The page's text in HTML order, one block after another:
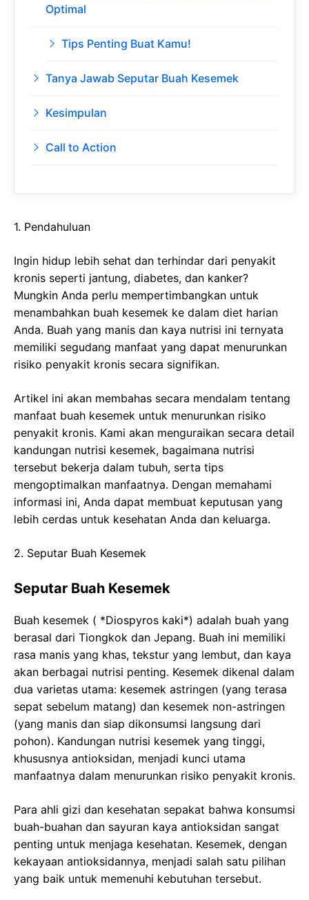
Optimal
Tips Penting Buat Kamu!
Tanya Jawab Seputar Buah Kesemek
Kesimpulan
Call to Action
1. Pendahuluan
Ingin hidup lebih sehat dan terhindar dari penyakit
kronis seperti jantung, diabetes, dan kanker?
Mungkin Anda perlu mempertimbangkan untuk
menambahkan buah kesemek ke dalam diet harian
Anda. Buah yang manis dan kaya nutrisi ini ternyata
memiliki segudang manfaat yang dapat menurunkan
risiko penyakit kronis secara signifikan.
Artikel ini akan membahas secara mendalam tentang
manfaat buah kesemek untuk menurunkan risiko
penyakit kronis. Kami akan menguraikan secara detail
kandungan nutrisi kesemek, bagaimana nutrisi
tersebut bekerja dalam tubuh, serta tips
mengoptimalkan manfaatnya. Dengan memahami
informasi ini, Anda dapat membuat keputusan yang
lebih cerdas untuk kesehatan Anda dan keluarga.
2. Seputar Buah Kesemek
Seputar Buah Kesemek
Buah kesemek ( *Diospyros kaki*) adalah buah yang
berasal dari Tiongkok dan Jepang. Buah ini memiliki
rasa manis yang khas, tekstur yang lembut, dan kaya
akan berbagai nutrisi penting. Kesemek dikenal dalam
dua varietas utama: kesemek astringen (yang terasa
sepat sebelum matang) dan kesemek non-astringen
(yang manis dan siap dikonsumsi langsung dari
pohon). Kandungan nutrisi kesemek yang tinggi,
khususnya antioksidan, menjadi kunci utama
manfaatnya dalam menurunkan risiko penyakit kronis.
Para ahli gizi dan kesehatan sepakat bahwa konsumsi
buah-buahan dan sayuran kaya antioksidan sangat
penting untuk menjaga kesehatan. Kesemek, dengan
kekayaan antioksidannya, menjadi salah satu pilihan
yang baik untuk memenuhi kebutuhan tersebut.